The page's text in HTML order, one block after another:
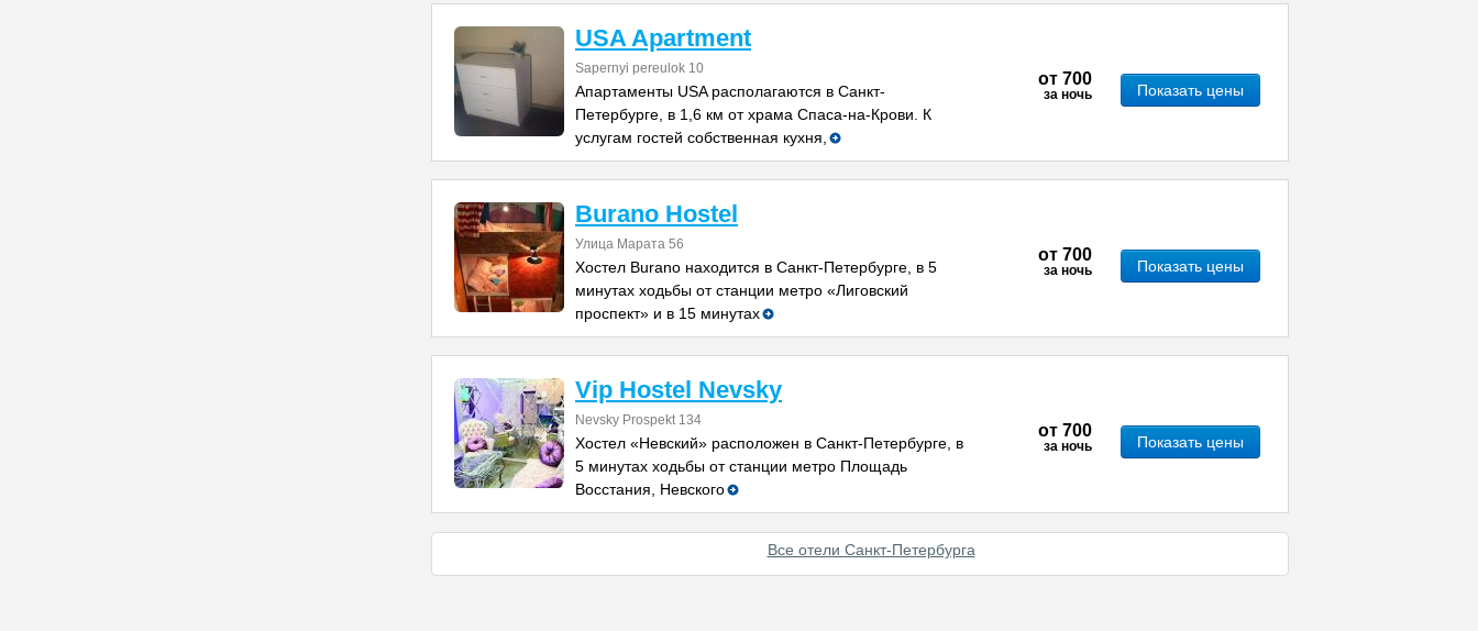
USA Apartment
Sapernyi pereulok 10
Апартаменты USA располагаются в Санкт-
Петербурге, в 1,6 км от храма Спаса-на-Крови. К
услугам гостей собственная кухня,
от 700
за ночь Показать цены
Burano Hostel
Улица Марата 56
Хостел Burano находится в Санкт-Петербурге, в 5
минутах ходьбы от станции метро «Лиговский
проспект» и в 15 минутах
от 700
за ночь Показать цены
Vip Hostel Nevsky
Nevsky Prospekt 134
Хостел «Невский» расположен в Санкт-Петербурге, в
5 минутах ходьбы от станции метро Площадь
Восстания, Невского
от 700
за ночь Показать цены
Все отели Санкт-Петербурга